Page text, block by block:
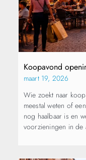
Koopavond
maart 19, 2026
Wie zoekt naar
meestal weten of
nog haalbaar is en
voorzieningen in de